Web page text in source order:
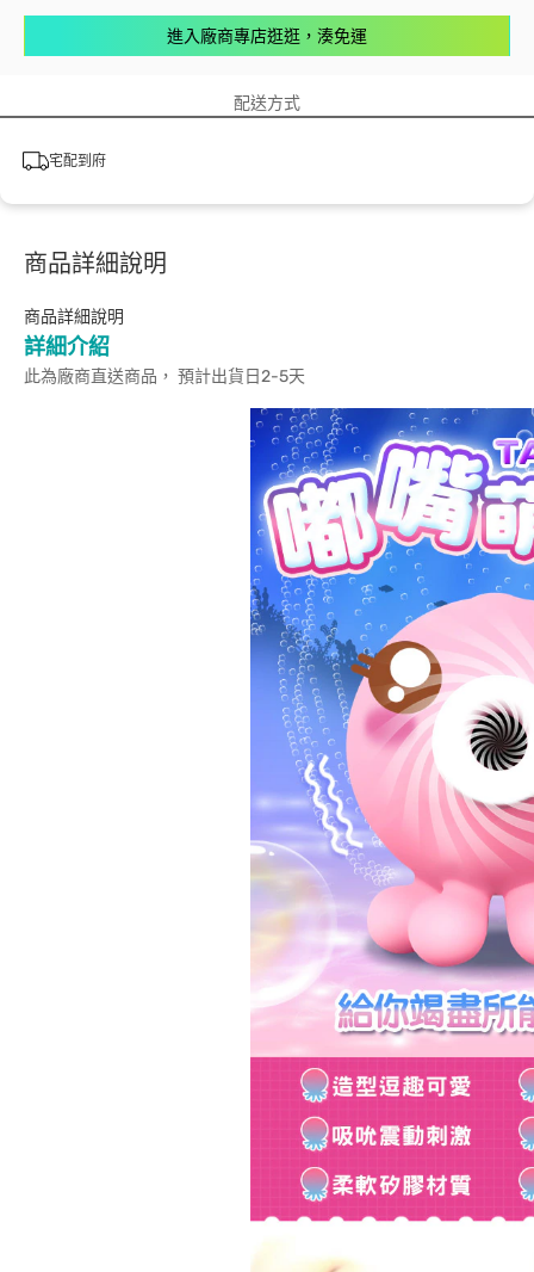
進入廠商專店逛逛，湊免運
配送方式
宅配到府
商品詳細說明
商品詳細說明
詳細介紹
此為廠商直送商品， 預計出貨日2-5天